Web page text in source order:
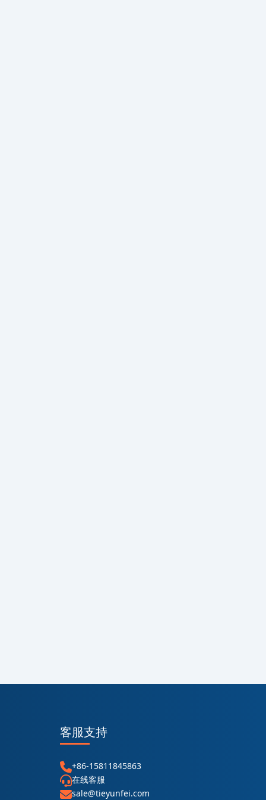
客服支持
+86-15811845863
在线客服
sale@tieyunfei.com